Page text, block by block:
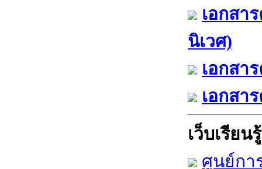
เอกสา
นิเวศ)
เอกสา
เอกสา
เว็บเรียนรู้
ศูนย์กา